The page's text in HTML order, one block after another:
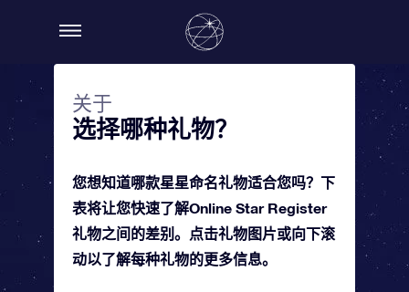
关于
选择哪种礼物？
您想知道哪款星星命名礼物适合您吗？下
表将让您快速了解Online Star Register
礼物之间的差别。点击礼物图片或向下滚
动以了解每种礼物的更多信息。